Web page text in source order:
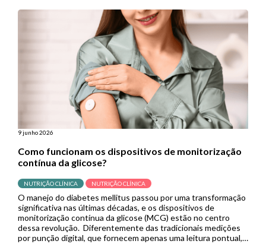
Porém, quando se […]
9 junho 2026
Como funcionam os dispositivos de monitorização
contínua da glicose?
NUTRIÇÃO CLÍNICA NUTRIÇÃO CLÍNICA
O manejo do diabetes mellitus passou por uma transformação
significativa nas últimas décadas, e os dispositivos de
monitorização contínua da glicose (MCG) estão no centro
dessa revolução. Diferentemente das tradicionais medições
por punção digital, que fornecem apenas uma leitura pontual,